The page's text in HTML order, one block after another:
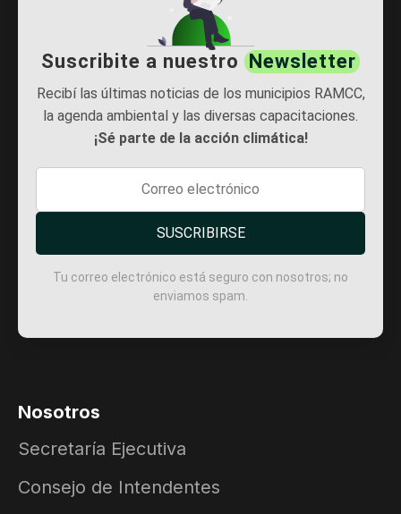
Suscribite a nuestro Newsletter
Recibí las últimas noticias de los municipios RAMCC,
la agenda ambiental y las diversas capacitaciones.
¡Sé parte de la acción climática!
SUSCRIBIRSE
Tu correo electrónico está seguro con nosotros; no
enviamos spam.
Nosotros
Secretaría Ejecutiva
Consejo de Intendentes